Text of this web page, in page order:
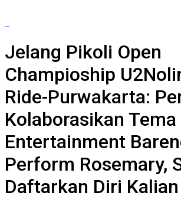
Jelang Pikoli Open
Champioship
Ride-Purwakarta:
Kolaborasikan Tema
Entertainment
Perform Rosemary,
Daftarkan Diri